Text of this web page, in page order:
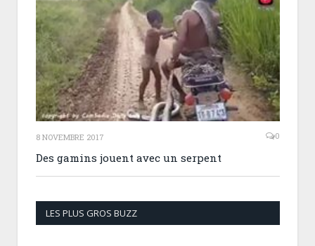
8 NOVEMBRE 2017 0
Des gamins jouent avec un serpent
LES PLUS GROS BUZZ